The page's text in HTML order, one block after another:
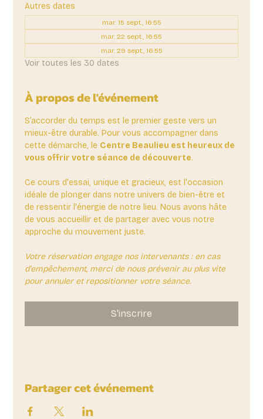
Autres dates
mar. 15 sept., 16:55
mar. 22 sept., 16:55
mar. 29 sept., 16:55
Voir toutes les 30 dates
À propos de l'événement
S’accorder du temps est le premier geste vers un
mieux-être durable. Pour vous accompagner dans
cette démarche, le Centre Beaulieu est heureux de
vous offrir votre séance de découverte.
Ce cours d'essai, unique et gracieux, est l'occasion
idéale de plonger dans notre univers de bien-être et
de ressentir l'énergie de notre lieu. Nous avons hâte
de vous accueillir et de partager avec vous notre
approche du mouvement juste.
Votre réservation engage nos intervenants : en cas
d'empêchement, merci de nous prévenir au plus vite
pour annuler et repositionner votre séance.
S'inscrire
Partager cet événement